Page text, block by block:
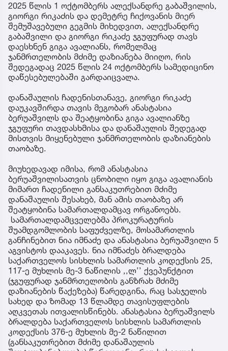
2025 წლის 1 ოქტომბერს ალექსანდრე გაბაშვილის,
გიორგი რიკაძის და დემეტრე ჩიქოვანის მიერ
შემუშავებული გეგმის მიხედვით, ალექსანდრე
გაბაშვილი და გიორგი რიკაძე ჯგუფურად თავს
დაესხნენ გიგა ავალიანს, რომელმაც
ჯანმრთელობის მძიმე დაზიანება მიიღო, რის
შედეგადაც 2025 წლის 24 ოქტომბერს სამედიცინო
დაწესებულებაში გარდაიცვალა.
დანაშაულის ჩადენისთანავე, გიორგი რიკაძე
დაუკავშირდა თავის მეგობარ ანასტასია
ბერუაშვილს და შეატყობინა გიგა ავალიანზე
ჯგუფური თავდასხმისა და დანაშაულის შედეგად
მისთვის მიყენებული ჯანმრთელობის დაზიანების
თაობაზე.
მიუხედავად იმისა, რომ ანასტასია
ბერუაშვილისათვის ცნობილი იყო გიგა ავალიანის
მიმართ ჩადენილი განსაკუთრებით მძიმე
დანაშაულის შესახებ, მან ამის თაობაზე არ
შეატყობინა სამართალდამცავ ორგანოებს.
სამართალდამცველებმა პროკურატურის
შუამდგომლობის საფუძველზე, მოსამართლის
განჩინებით ნია იმნაძე და ანასტასია ბერუაშვილი 5
აგვისტოს დააკავეს. ნია იმნაძეს ბრალდება
საქართველოს სისხლის სამართლის კოდექსის 25,
117-ე მუხლის მე-3 ნაწილის ,,ლ’’ ქვეპუნქტით
(ჯგუფურად ჯანმრთელობის განზრახ მძიმე
დაზიანების წაქეზება) წარედგინა, რაც სასჯელის
სახედ და ზომად 13 წლამდე თავისუფლების
აღკვეთას ითვალისწინებს. ანასტასია ბერუაშვილს
ბრალდება საქართველოს სისხლის სამართლის
კოდექსის 376-ე მუხლის მე-2 ნაწილით
(განსაკუთრებით მძიმე დანაშაულის